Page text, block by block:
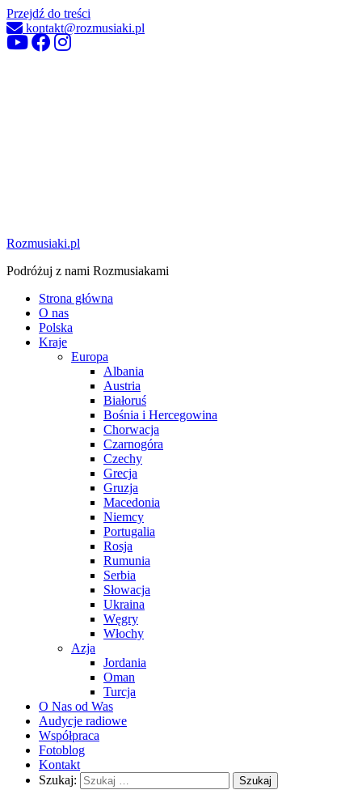
Przejdź do treści
kontakt@rozmusiaki.pl
Rozmusiaki.pl
Podróżuj z nami Rozmusiakami
Strona główna
O nas
Polska
Kraje
Europa
Albania
Austria
Białoruś
Bośnia i Hercegowina
Chorwacja
Czarnogóra
Czechy
Grecja
Gruzja
Macedonia
Niemcy
Portugalia
Rosja
Rumunia
Serbia
Słowacja
Ukraina
Węgry
Włochy
Azja
Jordania
Oman
Turcja
O Nas od Was
Audycje radiowe
Współpraca
Fotoblog
Kontakt
Szukaj: